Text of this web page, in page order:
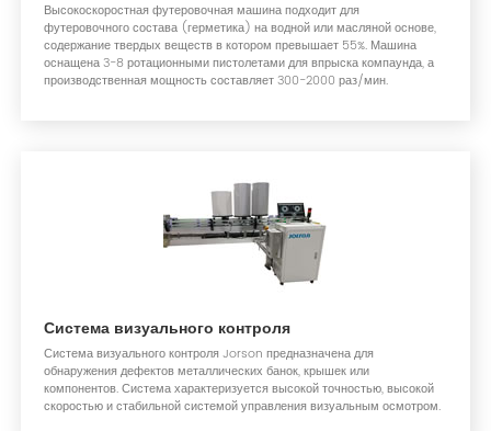
Высокоскоростная футеровочная машина подходит для
футеровочного состава (герметика) на водной или масляной основе,
содержание твердых веществ в котором превышает 55%. Машина
оснащена 3-8 ротационными пистолетами для впрыска компаунда, а
производственная мощность составляет 300-2000 раз/мин.
Система визуального контроля
Система визуального контроля Jorson предназначена для
обнаружения дефектов металлических банок, крышек или
компонентов. Система характеризуется высокой точностью, высокой
скоростью и стабильной системой управления визуальным осмотром.